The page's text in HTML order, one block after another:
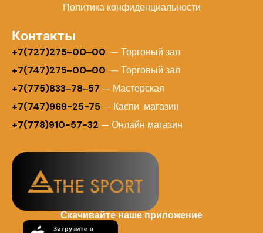
Политика конфиденциальности
Контакты
+7(727)275‒00‒00 — Торговый зал
+7(747)275‒00‒00 — Торговый зал
+7(775)833‒78‒57 — Мастерская
+7(747)969-25-75 — Каспи магазин
+7(778)910-57-32 — Онлайн магазин
Скачивайте наше приложение